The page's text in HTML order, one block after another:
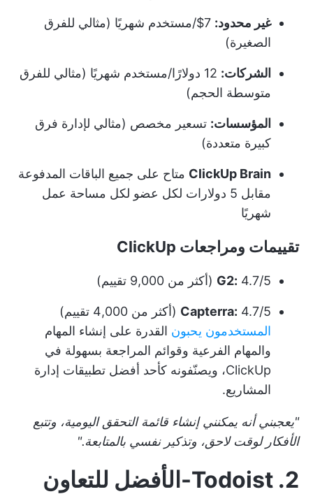
غير محدود:
7$/مستخدم شهريًا (مثالي للفرق
الصغيرة)
الشركات:
12 دولارًا/مستخدم شهريًا (مثالي للفرق
متوسطة الحجم)
المؤسسات: تسعير مخصص (مثالي لإدارة فرق
كبيرة متعددة)
ClickUp Brain متاح على جميع الباقات المدفوعة
مقابل 5 دولارات لكل عضو لكل مساحة عمل
شهريًا
تقييمات ومراجعات ClickUp
G2: 4.7/5 (أكثر من 9,000 تقييم)
Capterra: 4.7/5 (أكثر من 4,000 تقييم)
المستخدمون يحبون القدرة على إنشاء المهام
والمهام الفرعية وقوائم المراجعة بسهولة في
ClickUp، ويصنّفونه كأحد أفضل تطبيقات إدارة
المشاريع.
"يعجبني أنه يمكنني إنشاء قائمة التحقق اليومية، وتتبع
الأفكار لوقت لاحق، وتذكير نفسي بالمتابعة."
2. Todoist-الأفضل للتعاون